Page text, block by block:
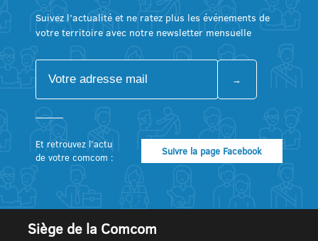
Suivez l’actualité et ne ratez plus les événements de
votre territoire avec notre newsletter mensuelle
Et retrouvez l’actu
de votre comcom :
Suivre la page Facebook
Siège de la Comcom